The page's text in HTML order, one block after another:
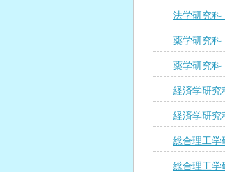
法学研究科
薬学研究科
薬学研究科
経済学研究
経済学研究
総合理工学
総合理工学